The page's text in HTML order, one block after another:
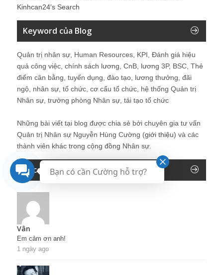
Kinhcan24′s Search
Keyword của Blog
Quản trị nhân sự, Human Resources, KPI, Đánh giá hiệu
quả công việc, chính sách lương, CnB, lương 3P, BSC, Thẻ
điểm cân bằng, tuyển dụng, đào tạo, lương thưởng, đãi
ngộ, nhân sự, tổ chức, cơ cấu tổ chức, hệ thống Quản trị
Nhân sự, trưởng phòng Nhân sự, tái tạo tổ chức
Những bài viết tại blog được chia sẻ bởi chuyên gia tư vấn
Quản trị Nhân sự Nguyễn Hùng Cường (giới thiệu) và các
thành viên khác trong cộng đồng Nhân sự.
Recent Comments
Vân
Em cảm ơn anh!
1 ngày ago
Bạn có cần Cường hỗ trợ?